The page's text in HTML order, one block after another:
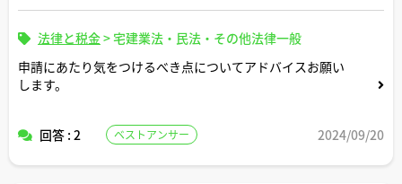
法律と税金>宅建業法・民法・その他法律一般
申請にあたり気をつけるべき点についてアドバイスお願い
します。
回答 : 2 ベストアンサー 2024/09/20